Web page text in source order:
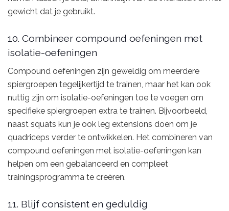
gewicht dat je gebruikt.
10. Combineer compound oefeningen met
isolatie-oefeningen
Compound oefeningen zijn geweldig om meerdere
spiergroepen tegelijkertijd te trainen, maar het kan ook
nuttig zijn om isolatie-oefeningen toe te voegen om
specifieke spiergroepen extra te trainen. Bijvoorbeeld,
naast squats kun je ook leg extensions doen om je
quadriceps verder te ontwikkelen. Het combineren van
compound oefeningen met isolatie-oefeningen kan
helpen om een gebalanceerd en compleet
trainingsprogramma te creëren.
11. Blijf consistent en geduldig